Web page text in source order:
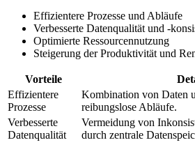
Effizientere Prozesse und Abläufe
Verbesserte Datenqualität⁢ und -
Optimierte Ressourcennutzung
Steigerung der Produktivität und
Vorteile
Effizientere
Prozesse
Kombination von Daten
reibungslose Abläufe.
Verbesserte
Datenqualität
Vermeidung von
durch zentrale